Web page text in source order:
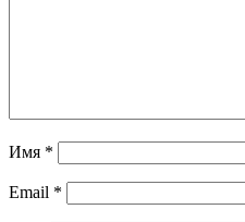
Имя *
Email *